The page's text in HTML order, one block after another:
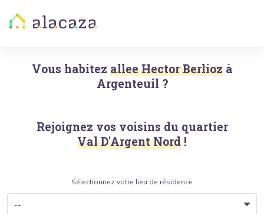
Vous habitez allee Hector Berlioz à
Argenteuil ?
Rejoignez vos voisins du quartier
Val D'Argent Nord !
Sélectionnez votre lieu de résidence